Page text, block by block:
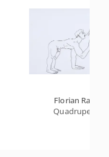
Florian Raiss
Quadrupede